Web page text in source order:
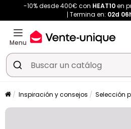
-10% desde 400€ con HEAT10en
Termina en: 02d
Menu
Inspiración y consejos Selección